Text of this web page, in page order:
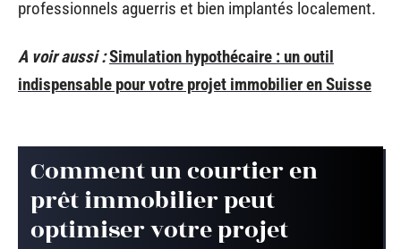
professionnels aguerris et bien implantés localement.
A voir aussi :Simulation hypothécaire : un outil
indispensable pour votre projet immobilier en Suisse
Comment un courtier en
prêt immobilier peut
optimiser votre projet